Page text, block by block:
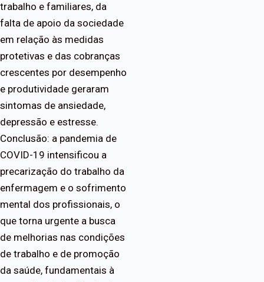
trabalho e familiares, da
falta de apoio da sociedade
em relação às medidas
protetivas e das cobranças
crescentes por desempenho
e produtividade geraram
sintomas de ansiedade,
depressão e estresse.
Conclusão: a pandemia de
COVID-19 intensificou a
precarização do trabalho da
enfermagem e o sofrimento
mental dos profissionais, o
que torna urgente a busca
de melhorias nas condições
de trabalho e de promoção
da saúde, fundamentais à